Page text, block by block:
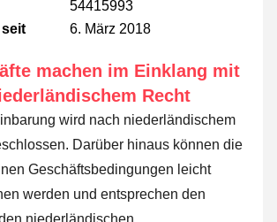
54415993
seit
6. März 2018
machen im Einklang mit
Recht
wird nach niederländischem
Darüber hinaus können die
Geschäftsbedingungen leicht
werden und entsprechen den
niederländischen